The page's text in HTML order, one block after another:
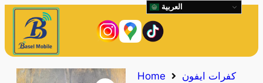
Home
كفرات ايفون
العربية